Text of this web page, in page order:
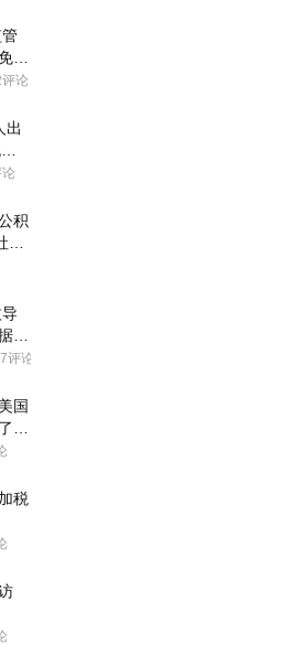
全
论
出
积
，
评论
国
！
经
税